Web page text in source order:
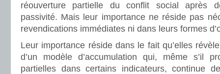
réouverture partielle du conflit social après
passivité. Mais leur importance ne réside pas
revendications immédiates ni dans leurs formes
Leur importance réside dans le fait qu’elles
d’un modèle d’accumulation qui, même s’il
partielles dans certains indicateurs, continue